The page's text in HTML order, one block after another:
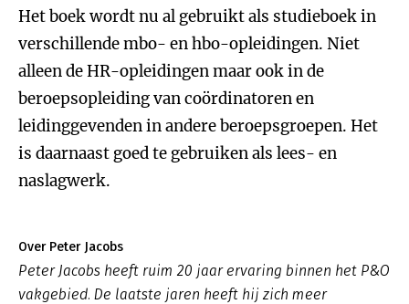
Het boek wordt nu al gebruikt als studieboek in
verschillende mbo- en hbo-opleidingen. Niet
alleen de HR-opleidingen maar ook in de
beroepsopleiding van coördinatoren en
leidinggevenden in andere beroepsgroepen. Het
is daarnaast goed te gebruiken als lees- en
naslagwerk.
Over Peter Jacobs
Peter Jacobs heeft ruim 20 jaar ervaring binnen het P&O
vakgebied. De laatste jaren heeft hij zich meer